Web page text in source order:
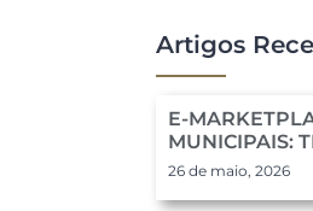
Artigos
E-
MUNICIPAIS:
26 de maio, 2026